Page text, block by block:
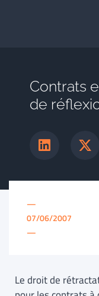
Contrats
de
—
07/06/2007
—
Le droit de